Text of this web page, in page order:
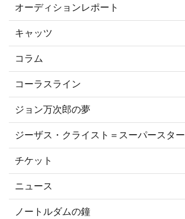
オーディションレポート
キャッツ
コラム
コーラスライン
ジョン万次郎の夢
ジーザス・クライスト＝スーパースター
チケット
ニュース
ノートルダムの鐘